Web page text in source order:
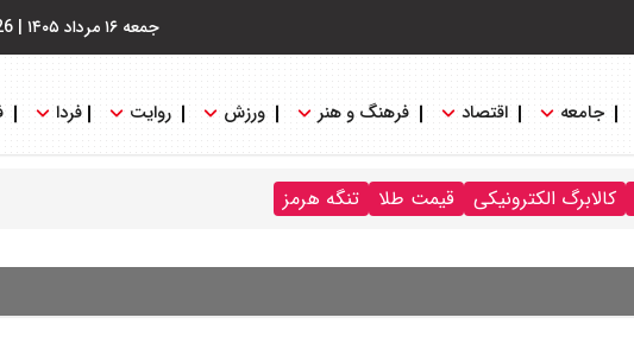
جمعه ۱۶ مرداد ۱۴۰۵ |
جامعه اقتصاد فرهنگ و هنر ورزش روایت فردا
کالابرگ الکترونیکی قیمت طلا تنگه هرمز